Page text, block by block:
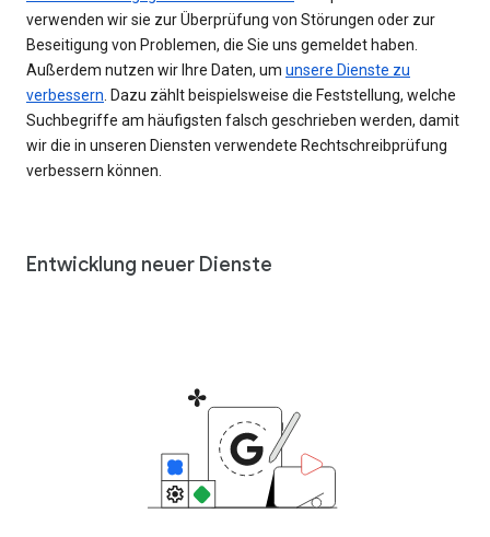
verwenden wir sie zur Überprüfung von Störungen oder zur
Beseitigung von Problemen, die Sie uns gemeldet haben.
Außerdem nutzen wir Ihre Daten, um unsere Dienste zu
verbessern . Dazu zählt beispielsweise die Feststellung, welche
Suchbegriffe am häufigsten falsch geschrieben werden, damit
wir die in unseren Diensten verwendete Rechtschreibprüfung
verbessern können.
Entwicklung neuer Dienste